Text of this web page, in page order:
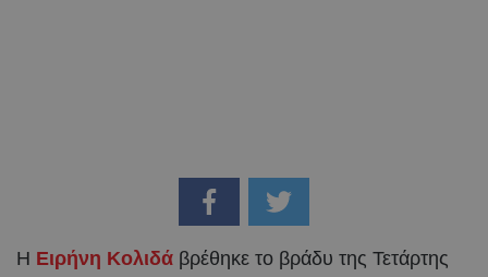
Η Ειρήνη Κολιδά βρέθηκε το βράδυ της Τετάρτης